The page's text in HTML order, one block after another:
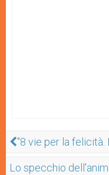
"8 vie per la felicità.
Lo specchio